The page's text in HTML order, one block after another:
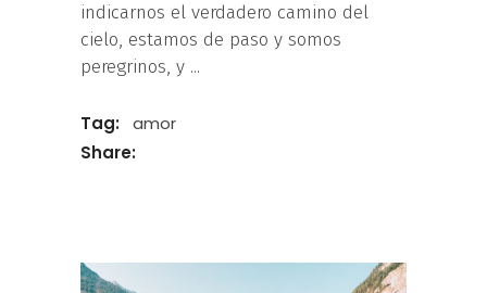
indicarnos el verdadero camino del
cielo, estamos de paso y somos
peregrinos, y
Tag:
amor
Share: